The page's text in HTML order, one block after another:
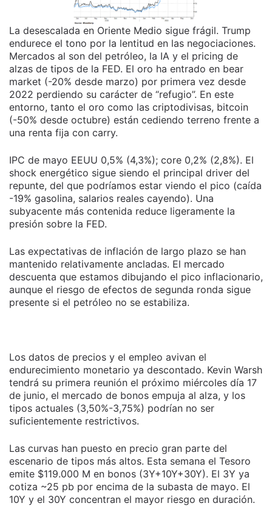
La desescalada en Oriente Medio sigue frágil. Trump
endurece el tono por la lentitud en las negociaciones.
Mercados al son del petróleo, la IA y el pricing de
alzas de tipos de la FED. El oro ha entrado en bear
market (-20% desde marzo) por primera vez desde
2022 perdiendo su carácter de “refugio”. En este
entorno, tanto el oro como las criptodivisas, bitcoin
(-50% desde octubre) están cediendo terreno frente a
una renta fija con carry.
IPC de mayo EEUU 0,5% (4,3%); core 0,2% (2,8%). El
shock energético sigue siendo el principal driver del
repunte, del que podríamos estar viendo el pico (caída
-19% gasolina, salarios reales cayendo). Una
subyacente más contenida reduce ligeramente la
presión sobre la FED.
Las expectativas de inflación de largo plazo se han
mantenido relativamente ancladas. El mercado
descuenta que estamos dibujando el pico inflacionario,
aunque el riesgo de efectos de segunda ronda sigue
presente si el petróleo no se estabiliza.
Los datos de precios y el empleo avivan el
endurecimiento monetario ya descontado. Kevin Warsh
tendrá su primera reunión el próximo miércoles día 17
de junio, el mercado de bonos empuja al alza, y los
tipos actuales (3,50%-3,75%) podrían no ser
suficientemente restrictivos.
Las curvas han puesto en precio gran parte del
escenario de tipos más altos. Esta semana el Tesoro
emite $119.000 M en bonos (3Y+10Y+30Y). El 3Y ya
cotiza ~25 pb por encima de la subasta de mayo. El
10Y y el 30Y concentran el mayor riesgo en duración.